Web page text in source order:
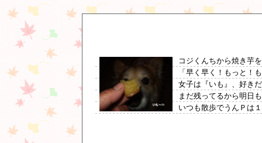
コジくんちから焼き芋
「早く早く！もっと！
女子は『いも』、好き
まだ残ってるから明日
いつも散歩でうんＰは